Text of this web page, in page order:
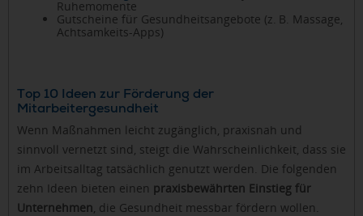
Ruhemomente
Gutscheine für Gesundheitsangebote (z. B. Massage,
Achtsamkeits-Apps)
Top 10 Ideen zur Förderung der
Mitarbeitergesundheit
Wenn Maßnahmen leicht zugänglich, praxisnah und
sinnvoll vernetzt sind, steigt die Wahrscheinlichkeit, dass sie
im Arbeitsalltag tatsächlich genutzt werden. Die folgenden
zehn Ideen bieten einen praxisbewährten Einstieg für
Unternehmen, die Gesundheit messbar fördern wollen.